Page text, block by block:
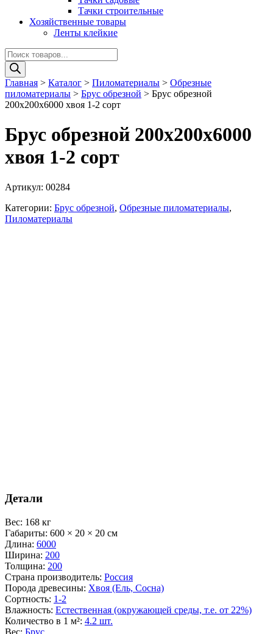
Тачки строительные
Хозяйственные товары
Ленты клейкие
Поиск
товаров
Главная > Каталог > Пиломатериалы > Обрезные
пиломатериалы > Брус обрезной > Брус обрезной
200х200х6000 хвоя 1-2 сорт
Брус обрезной 200х200х6000
хвоя 1-2 сорт
Артикул: 00284
Категории: Брус обрезной, Обрезные пиломатериалы,
Пиломатериалы
Детали
Вес: 168 кг
Габариты: 600 × 20 × 20 см
Длина: 6000
Ширина: 200
Толщина: 200
Страна производитель: Россия
Порода древесины: Хвоя (Ель, Сосна)
Сортность: 1-2
Влажность: Естественная (окружающей среды, т.е. от 22%)
Количество в 1 м²: 4.2 шт.